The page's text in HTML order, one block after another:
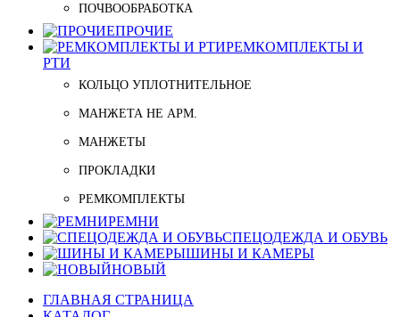
ПОЧВООБРАБОТКА
ПРОЧИЕ
РЕМКОМПЛЕКТЫ И
РТИ
КОЛЬЦО УПЛОТНИТЕЛЬНОЕ
МАНЖЕТА НЕ АРМ.
МАНЖЕТЫ
ПРОКЛАДКИ
РЕМКОМПЛЕКТЫ
РЕМНИ
СПЕЦОДЕЖДА И ОБУВЬ
ШИНЫ И КАМЕРЫ
НОВЫЙ
ГЛАВНАЯ СТРАНИЦА